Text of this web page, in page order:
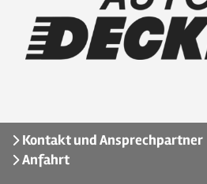
Kontakt und Ansprechpartner
Anfahrt